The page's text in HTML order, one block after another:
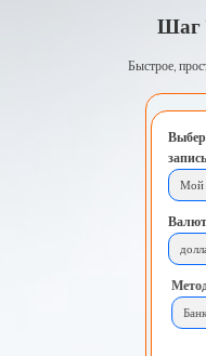
Шаг
Быстрое,
Мой